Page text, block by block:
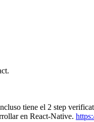
tiene el 2 step
en React-Native.